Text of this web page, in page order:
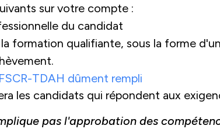
sur votre compte :
du candidat
formation qualifiante, sous la forme
TDAH dûment rempli
les candidats qui répondent aux
pas l'approbation des